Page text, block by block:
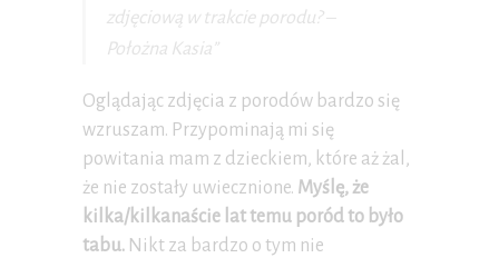
zdjęciową w trakcie porodu? –
Położna Kasia”
Oglądając zdjęcia z porodów bardzo się
wzruszam. Przypominają mi się
powitania mam z dzieckiem, które aż żal,
że nie zostały uwiecznione. Myślę, że
kilka/kilkanaście lat temu poród to było
tabu. Nikt za bardzo o tym nie